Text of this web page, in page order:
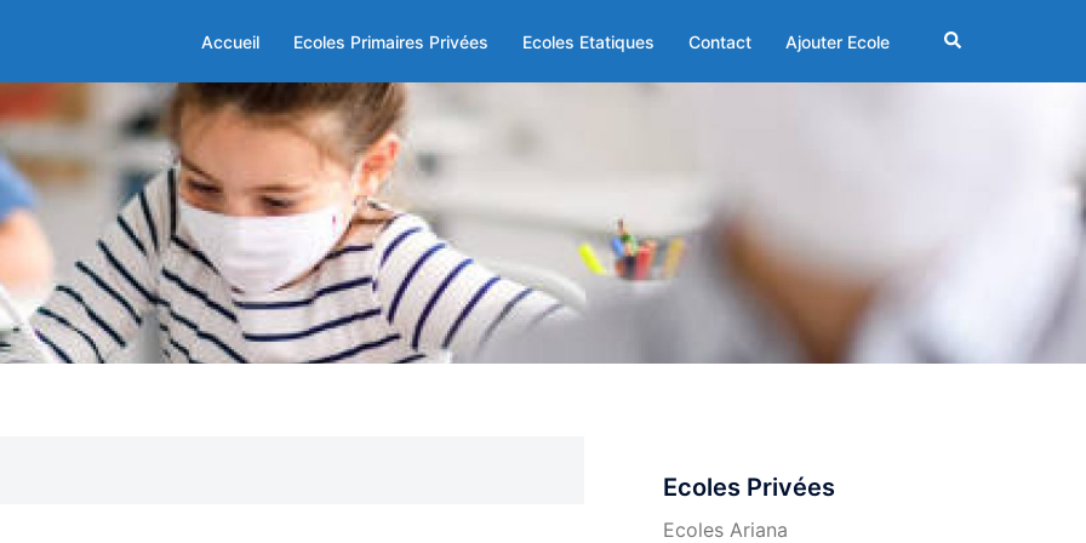
Accueil Ecoles Primaires Privées Ecoles Etatiques Contact Ajouter Ecole Rechercher
Ecoles Privées
Ecoles Ariana